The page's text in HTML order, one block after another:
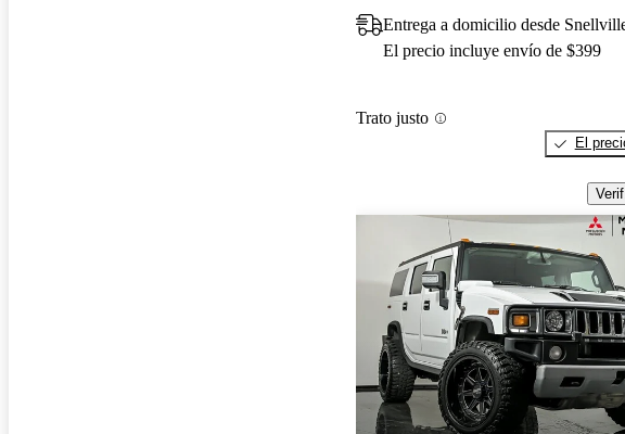
Entrega a domicilio desde
El precio incluye envío de $399
Trato justo
El